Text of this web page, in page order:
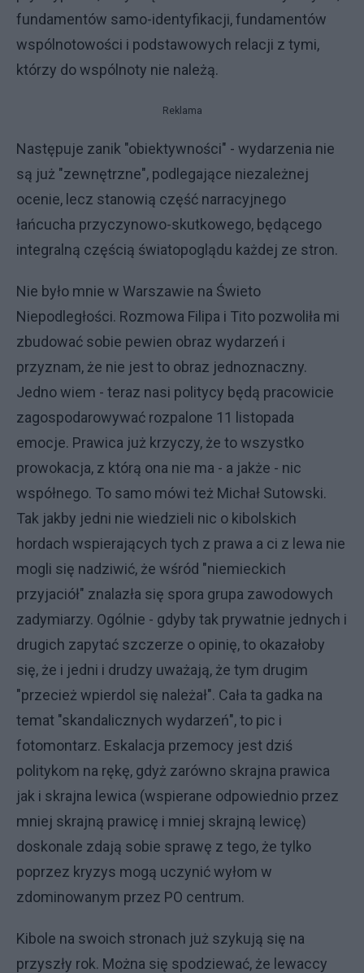
fundamentów samo-identyfikacji, fundamentów
wspólnotowości i podstawowych relacji z tymi,
którzy do wspólnoty nie należą.
Reklama
Następuje zanik "obiektywności" - wydarzenia nie
są już "zewnętrzne", podlegające niezależnej
ocenie, lecz stanowią część narracyjnego
łańcucha przyczynowo-skutkowego, będącego
integralną częścią światopoglądu każdej ze stron.
Nie było mnie w Warszawie na Świeto
Niepodległości. Rozmowa Filipa i Tito pozwoliła mi
zbudować sobie pewien obraz wydarzeń i
przyznam, że nie jest to obraz jednoznaczny.
Jedno wiem - teraz nasi politycy będą pracowicie
zagospodarowywać rozpalone 11 listopada
emocje. Prawica już krzyczy, że to wszystko
prowokacja, z którą ona nie ma - a jakże - nic
współnego. To samo mówi też Michał Sutowski.
Tak jakby jedni nie wiedzieli nic o kibolskich
hordach wspierających tych z prawa a ci z lewa nie
mogli się nadziwić, że wśród "niemieckich
przyjaciół" znalazła się spora grupa zawodowych
zadymiarzy. Ogólnie - gdyby tak prywatnie jednych i
drugich zapytać szczerze o opinię, to okazałoby
się, że i jedni i drudzy uważają, że tym drugim
"przecież wpierdol się należał". Cała ta gadka na
temat "skandalicznych wydarzeń", to pic i
fotomontarz. Eskalacja przemocy jest dziś
politykom na rękę, gdyż zarówno skrajna prawica
jak i skrajna lewica (wspierane odpowiednio przez
mniej skrajną prawicę i mniej skrajną lewicę)
doskonale zdają sobie sprawę z tego, że tylko
poprzez kryzys mogą uczynić wyłom w
zdominowanym przez PO centrum.
Kibole na swoich stronach już szykują się na
przyszły rok. Można się spodziewać, że lewaccy